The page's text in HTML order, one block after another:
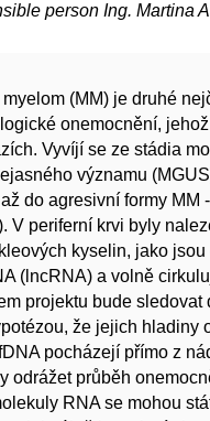
person Ing. Martina
(MM) je druhé
onemocnění,
Vyvíjí se ze stádia
významu
do agresivní formy MM
V periferní krvi byly
kyselin, jako
(lncRNA) a volně
projektu bude sledovat
že jejich hladiny
pocházejí přímo z
odrážet průběh
RNA se mohou